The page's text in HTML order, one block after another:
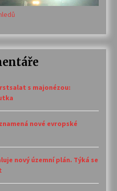
s majonézou:
nové evropské
nový územní plán. Týká se